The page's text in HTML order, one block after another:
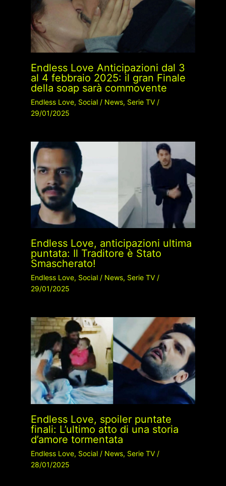
Endless Love Anticipazioni dal 3
al 4 febbraio 2025: il gran Finale
della soap sarà commovente
Endless Love, Social/ News, Serie TV/
29/01/2025
Endless Love, anticipazioni ultima
puntata: Il Traditore è Stato
Smascherato!
Endless Love, Social/ News, Serie TV/
29/01/2025
Endless Love, spoiler puntate
finali: L’ultimo atto di una storia
d’amore tormentata
Endless Love, Social/ News, Serie TV/
28/01/2025